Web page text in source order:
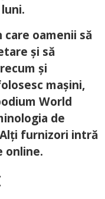
oamenii să
și să
și
mașini,
World
de
furnizori intră
online.